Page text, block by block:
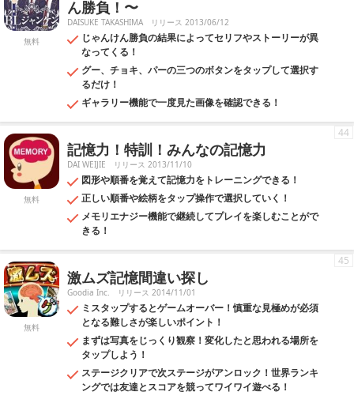
無料
ん勝負！〜
DAISUKE TAKASHIMA リリース 2013/06/12
じゃんけん勝負の結果によってセリフやストーリーが異
なってくる！
グー、チョキ、パーの三つのボタンをタップして選択す
るだけ！
ギャラリー機能で一度見た画像を確認できる！
無料
記憶力！特訓！みんなの記憶力
DAI WEIJIE リリース 2013/11/10
図形や順番を覚えて記憶力をトレーニングできる！
正しい順番や絵柄をタップ操作で選択していく！
メモリエナジー機能で継続してプレイを楽しむことがで
きる！
44
無料
激ムズ記憶間違い探し
Goodia Inc. リリース 2014/11/01
ミスタップするとゲームオーバー！慎重な見極めが必須
となる難しさが楽しいポイント！
まずは写真をじっくり観察！変化したと思われる場所を
タップしよう！
ステージクリアで次ステージがアンロック！世界ランキ
ングでは友達とスコアを競ってワイワイ遊べる！
45